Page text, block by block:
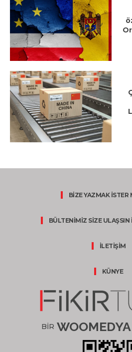
BİZE YAZMAK İSTER
BÜLTENİMİZ SİZE ULAŞSIN
İLETİŞİM
KÜNYE
BİR WOOMEDYA